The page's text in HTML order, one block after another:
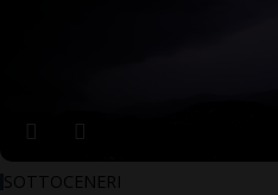
SOTTOCENERI